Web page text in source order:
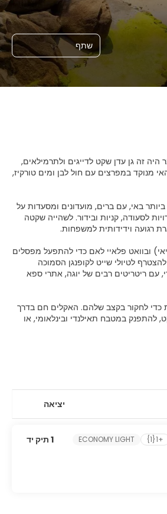
שתף
זה גן עדן שקט לדייגים ולתרמילאים,
מנוקד במפרצים עם חול לבן ומים טורקיז,
באי, עם ברים, מועדונים ומסעדות על
לסעודה, קניות ובידור. לשהייה שקטה
ובוואט פלאיי לאם כדי להתפעל מפסלים
לטיולי שייט לקופנגן הסמוכה
עם ריטריטים רבים של יוגה, אתרי ספא
כדי לחקור בקצב שלהם. האקלים חם בדרך
במטבח תאילנדי ובינלאומי, או
יציאה
+1{1}
ECONOMY LIGHT 1 תיק יד